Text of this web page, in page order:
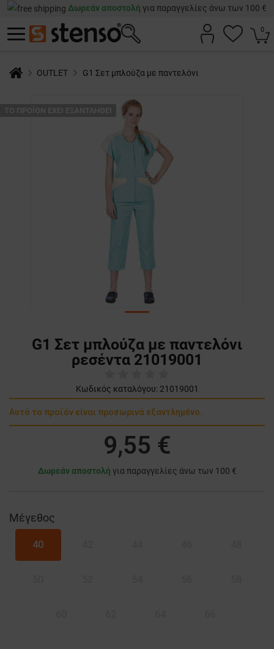
Δωρεάν αποστολή για παραγγελίες άνω των 100 €
0
OUTLET G1 Σετ μπλούζα με παντελόνι
G1 Σετ μπλούζα με παντελόνι
ρεσέντα 21019001
Κωδικός καταλόγου: 21019001
Αυτό το προϊόν είναι προσωρινά εξαντλημένο.
9,55 €
Δωρεάν αποστολή για παραγγελίες άνω των 100 €
Μέγεθος
40